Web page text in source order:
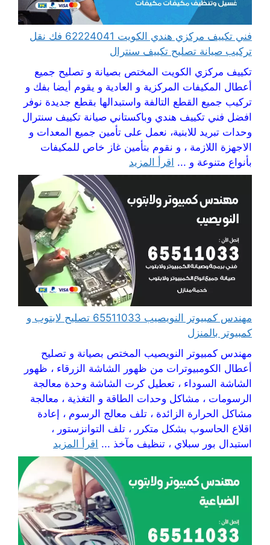
فني تكييف مركزي هندي الكويت 62224041 فك نقل
تركيب صيانة تصليح تكييف سنترال
تكييف مركزي الكويت المختص بصيانة و تصليح جميع
أعطال المكيفات المركزية و العادية و يقوم أيضا بفك و
تركيب جميع القطع التالفة واستبدالها بقطع جديدة نوفر
افضل فني تكييف هندي وباكستاني صيانة تكييف سنترال
وحدات تبريد للابنية، نعمل على تأمين جميع المعدات و
الاجهزة اللازمة ، و نقوم بتأمين غاز خاص للمكيفات
بأنواع متنوعة و ... اقرأ المزيد
مهندس كمبيوتر النويصيب 65511033 تصليح لابتوب و
كمبيوتر بالمنزل
مهندس كمبيوتر النويصيب المختص بصيانة و تصليح
أعطال الكومبيوترات من ظهور الشاشة الزرقاء ، ظهور
الشاشة السوداء ، تعطيل كرت الشاشة وحدة معالجة
الرسومات ، مشاكل وحدات الطاقة و التغذية ، معالجة
مشاكل الحرارة الزائدة ، تلف معالج الرسوم ، إعادة
اقلاع الحاسوب بشكل متكرر ، تلف التوانزستور ،
استبدال بور سبلاي ، تنظيف مآخذ ... اقرأ المزيد